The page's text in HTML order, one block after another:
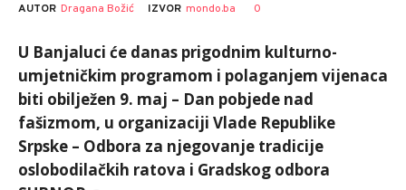
AUTOR Dragana Božić IZVOR mondo.ba 0
U Banjaluci će danas prigodnim kulturno-
umjetničkim programom i polaganjem vijenaca
biti obilježen 9. maj – Dan pobjede nad
fašizmom, u organizaciji Vlade Republike
Srpske – Odbora za njegovanje tradicije
oslobodilačkih ratova i Gradskog odbora